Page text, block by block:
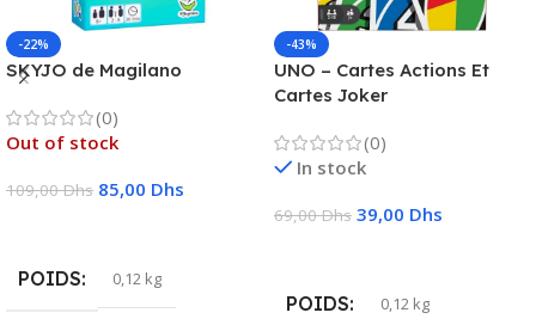
-22%
SKYJO de Magilano
(0)
Out of stock
109,00Dhs 85,00 Dhs
POIDS 0,12 kg
-43%
UNO – Cartes Actions Et
Cartes Joker
(0)
In stock
69,00Dhs 39,00 Dhs
POIDS 0,12 kg